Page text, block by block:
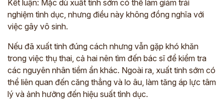
Kết luận: Mặc dù xuất tinh sớm có thể làm giảm trải
nghiệm tình dục, nhưng điều này không đồng nghĩa với
việc gây vô sinh.
Nếu đã xuất tinh đúng cách nhưng vẫn gặp khó khăn
trong việc thụ thai, cả hai nên tìm đến bác sĩ để kiểm tra
các nguyên nhân tiềm ẩn khác. Ngoài ra, xuất tinh sớm có
thể liên quan đến căng thẳng và lo âu, làm tăng áp lực tâm
lý và ảnh hưởng đến hiệu suất tình dục.